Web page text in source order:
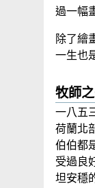
過一幅
除了繪
一生也
牧師
一八五
荷蘭北
伯伯都
受過良
坦安穩